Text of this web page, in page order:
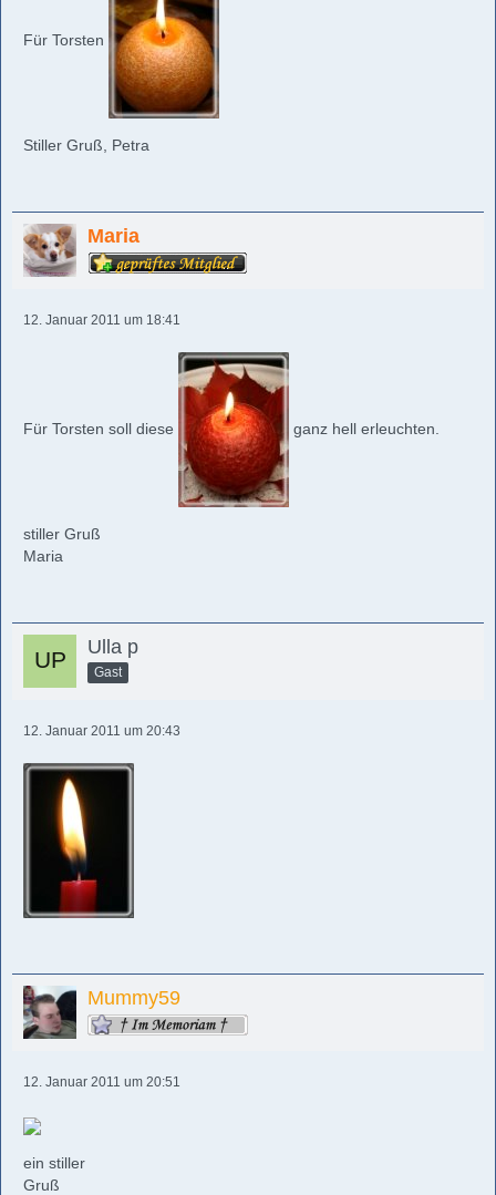
Für Torsten
Stiller Gruß, Petra
Maria
12. Januar 2011 um 18:41
Für Torsten soll diese ganz hell erleuchten.
stiller Gruß
Maria
Ulla p
Gast
12. Januar 2011 um 20:43
Mummy59
12. Januar 2011 um 20:51
ein stiller
Gruß